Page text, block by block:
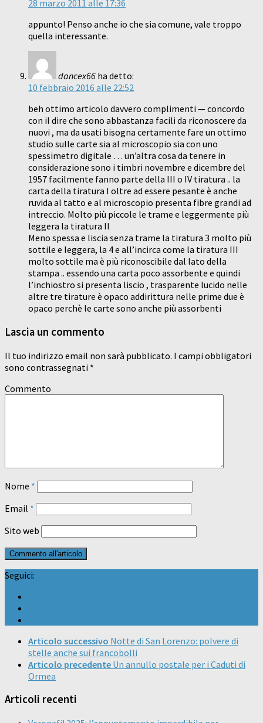
28 marzo 2011 alle 17:36
appunto! Penso anche io che sia comune, vale troppo
quella interessante.
dancex66 ha detto:
10 febbraio 2016 alle 22:52
beh ottimo articolo davvero complimenti — concordo
con il dire che sono abbastanza facili da riconoscere da
nuovi , ma da usati bisogna certamente fare un ottimo
studio sulle carte sia al microscopio sia con uno
spessimetro digitale … un’altra cosa da tenere in
considerazione sono i timbri novembre e dicembre del
1957 facilmente fanno parte della III o IV tiratura .. la
carta della tiratura I oltre ad essere pesante è anche
ruvida al tatto e al microscopio presenta fibre grandi ad
intreccio. Molto più piccole le trame e leggermente più
leggera la tiratura II
Meno spessa e liscia senza trame la tiratura 3 molto più
sottile e leggera, la 4 e all’incirca come la tiratura III
molto sottile ma è più riconoscibile dal lato della
stampa .. essendo una carta poco assorbente e quindi
l’inchiostro si presenta liscio , trasparente lucido nelle
altre tre tirature è opaco addirittura nelle prime due è
opaco perchè le carte sono anche più assorbenti
Lascia un commento
Il tuo indirizzo email non sarà pubblicato. I campi obbligatori
sono contrassegnati *
Commento
Nome *
Email *
Sito web
Seguici:
Articolo successivo Notte di San Lorenzo: polvere di
stelle anche sui francobolli
Articolo precedente Un annullo postale per i Caduti di
Ormea
Articoli recenti